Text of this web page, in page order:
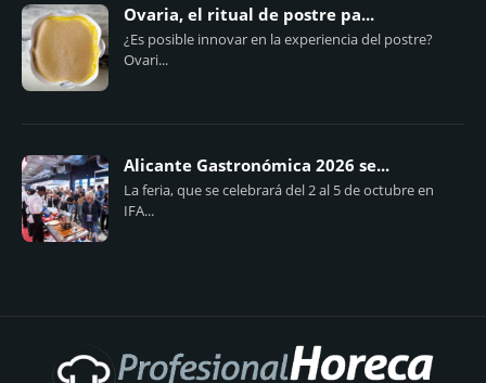
Ovaria, el ritual de postre pa...
¿Es posible innovar en la experiencia del postre?
Ovari...
Alicante Gastronómica 2026 se...
La feria, que se celebrará del 2 al 5 de octubre en
IFA...